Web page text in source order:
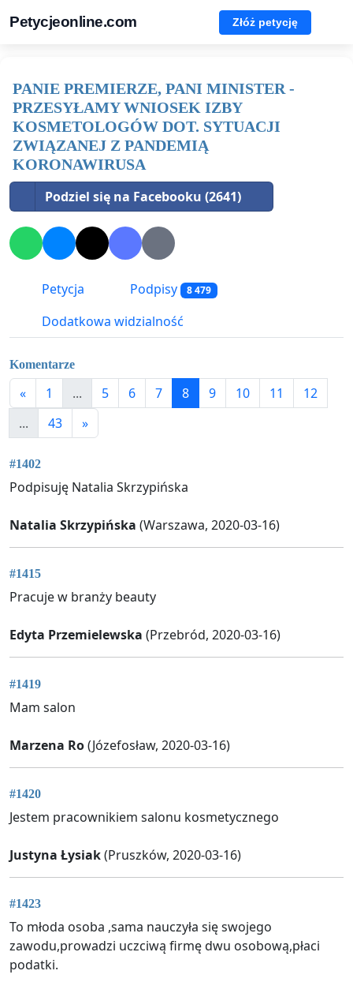
Petycjeonline.com Złóż petycję
PANIE PREMIERZE, PANI MINISTER -
PRZESYŁAMY WNIOSEK IZBY
KOSMETOLOGÓW DOT. SYTUACJI
ZWIĄZANEJ Z PANDEMIĄ
KORONAWIRUSA
Podziel się na Facebooku (2641)
Petycja Podpisy 8 479
Dodatkowa widzialność
Komentarze
« 1 ... 5 6 7 8 9 10 11
12
...
43 »
#1402
Podpisuję Natalia Skrzypińska
Natalia Skrzypińska (Warszawa, 2020-03-16)
#1415
Pracuje w branży beauty
Edyta Przemielewska (Przebród, 2020-03-16)
#1419
Mam salon
Marzena Ro(Józefosław, 2020-03-16)
#1420
Jestem pracownikiem salonu kosmetycznego
Justyna Łysiak(Pruszków, 2020-03-16)
#1423
To młoda osoba ,sama nauczyła się swojego
zawodu,prowadzi uczciwą firmę dwu osobową,płaci
podatki.